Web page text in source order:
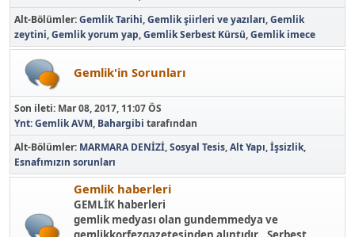
Alt-Bölümler Gemlik Tarihi Gemlik şiirleri ve yazıları Gemlik
zeytini Gemlik yorum yap Gemlik Serbest Kürsü Gemlik imece
Gemlik'in Sorunları
Son ileti: Mar 08, 2017, 11:07 ÖS
Ynt: Gemlik AVM, Bahargibi tarafından
Alt-Bölümler MARMARA DENİZİ Sosyal Tesis Alt Yapı İşsizlik
Esnafımızın sorunları
Gemlik haberleri
GEMLİK haberleri
gemlik medyası olan gundemmedya ve